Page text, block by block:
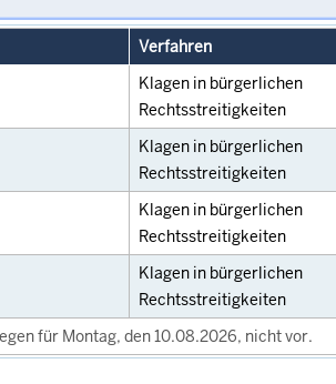
Verfahren
Klagen in bürgerlichen
Rechtsstreitigkeiten
Klagen in bürgerlichen
Rechtsstreitigkeiten
Klagen in bürgerlichen
Rechtsstreitigkeiten
Klagen in bürgerlichen
Rechtsstreitigkeiten
für Montag, den 10.08.2026, nicht vor.